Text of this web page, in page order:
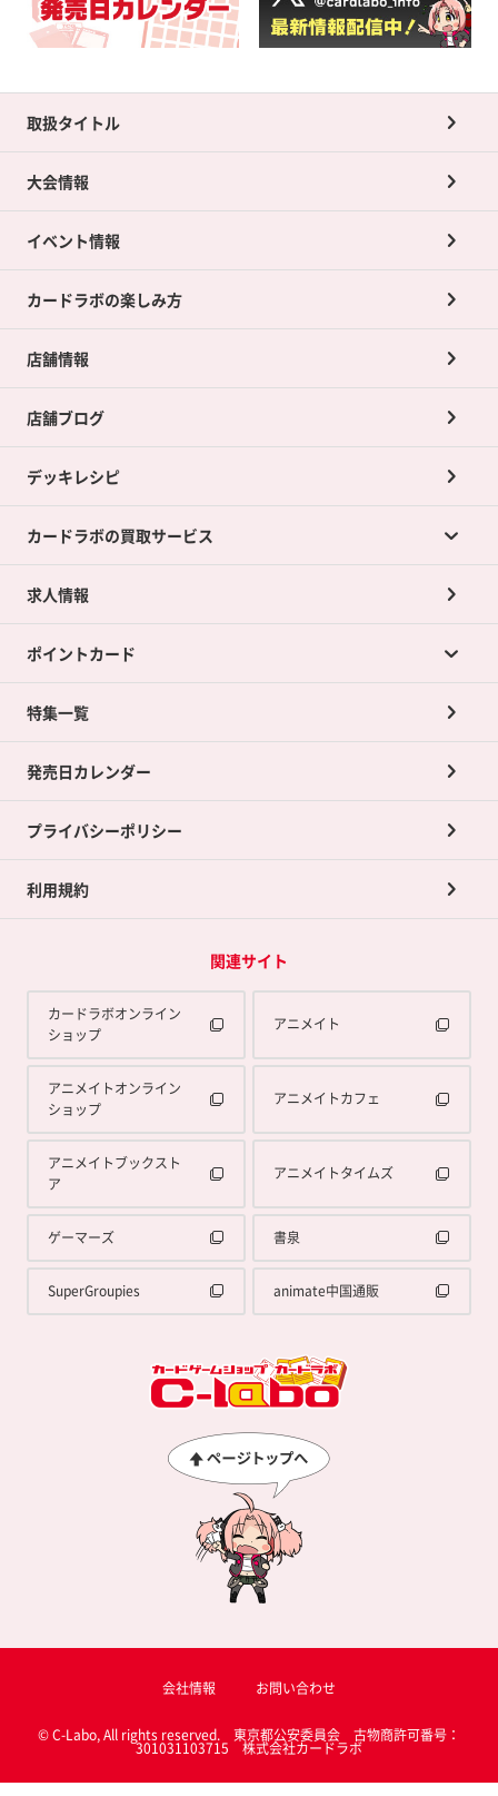
取扱タイトル
大会情報
イベント情報
カードラボの楽しみ方
店舗情報
店舗ブログ
デッキレシピ
カードラボの買取サービス
カードラボの買取サービスTOP
店舗買取について
ネット買取について
買取承諾書について
求人情報
ポイントカード
ポイントカードTOP
ポイント交換景品
特集一覧
発売日カレンダー
プライバシーポリシー
利用規約
関連サイト
カードラボオンライン
ショップ
アニメイト
アニメイトオンライン
ショップ
アニメイトカフェ
アニメイトブックスト
ア
アニメイトタイムズ
ゲーマーズ 書泉
SuperGroupies animate中国通販
会社情報 お問い合わせ
© C-Labo, All rights reserved. 東京都公安委員会 古物商許可番号：
301031103715 株式会社カードラボ